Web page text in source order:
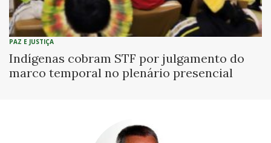
PAZ E JUSTIÇA
Indígenas cobram STF por julgamento do
marco temporal no plenário presencial